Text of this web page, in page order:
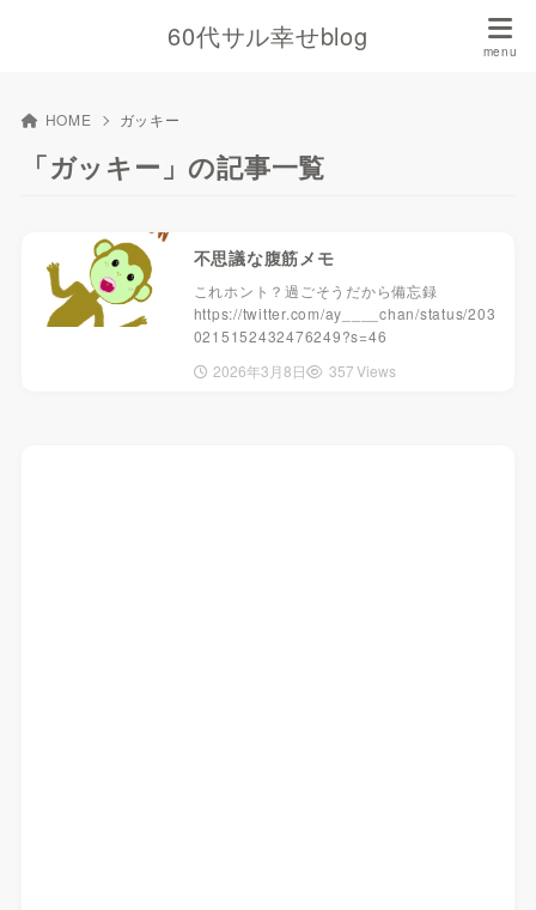
60代サル幸せblog
HOME ガッキー
「ガッキー」の記事一覧
不思議な腹筋メモ
これホント？過ごそうだから備忘録
https://twitter.com/ay____chan/status/203
0215152432476249?s=46
2026年3月8日
357 Views